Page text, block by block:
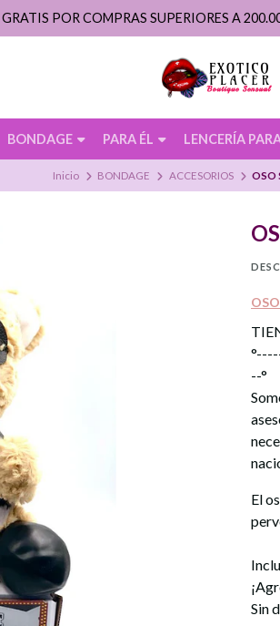
BONDAGE PARA ÉL LENCERÍA
POR COMPRAS SUPERIORES A
Inicio BONDAGE ACCESORIOS OSO
--°
El
Sin